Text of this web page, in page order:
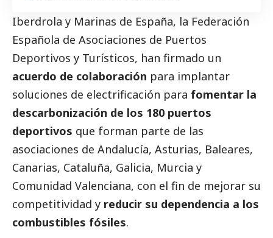
Iberdrola y Marinas de España, la Federación
Española de Asociaciones de Puertos
Deportivos y Turísticos, han firmado un
acuerdo de colaboración para implantar
soluciones de electrificación para fomentar la
descarbonización de los 180 puertos
deportivos que forman parte de las
asociaciones de Andalucía, Asturias, Baleares,
Canarias, Cataluña, Galicia, Murcia y
Comunidad Valenciana, con el fin de mejorar su
competitividad y reducir su dependencia a los
combustibles fósiles.